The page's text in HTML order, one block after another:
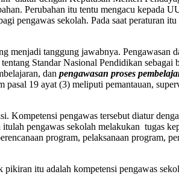
Perubahan itu tentu mengacu kepada
pengawas sekolah. Pada saat peraturan
menjadi tanggung jawabnya.
Standar Nasional Pendidikan sebagai
dan pengawasan proses
pasal 19 ayat (3) meliputi pemantauan,
Kompetensi pengawas tersebut diatur
pengawas sekolah melakukan tugas
program, pelaksanaan program,
itu adalah kompetensi pengawas